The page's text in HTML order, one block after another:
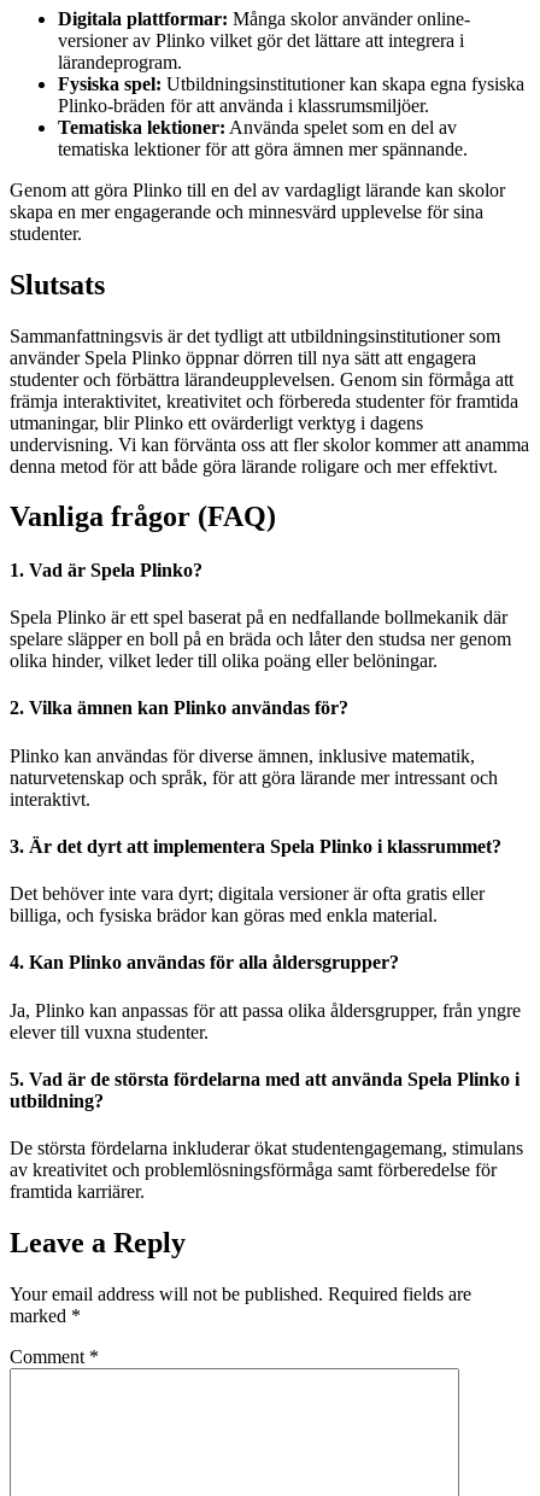
Digitala plattformar: Många skolor använder online-
versioner av Plinko vilket gör det lättare att integrera i
lärandeprogram.
Fysiska spel: Utbildningsinstitutioner kan skapa egna fysiska
Plinko-bräden för att använda i klassrumsmiljöer.
Tematiska lektioner: Använda spelet som en del av
tematiska lektioner för att göra ämnen mer spännande.
Genom att göra Plinko till en del av vardagligt lärande kan skolor
skapa en mer engagerande och minnesvärd upplevelse för sina
studenter.
Slutsats
Sammanfattningsvis är det tydligt att utbildningsinstitutioner som
använder Spela Plinko öppnar dörren till nya sätt att engagera
studenter och förbättra lärandeupplevelsen. Genom sin förmåga att
främja interaktivitet, kreativitet och förbereda studenter för framtida
utmaningar, blir Plinko ett ovärderligt verktyg i dagens
undervisning. Vi kan förvänta oss att fler skolor kommer att anamma
denna metod för att både göra lärande roligare och mer effektivt.
Vanliga frågor (FAQ)
1. Vad är Spela Plinko?
Spela Plinko är ett spel baserat på en nedfallande bollmekanik där
spelare släpper en boll på en bräda och låter den studsa ner genom
olika hinder, vilket leder till olika poäng eller belöningar.
2. Vilka ämnen kan Plinko användas för?
Plinko kan användas för diverse ämnen, inklusive matematik,
naturvetenskap och språk, för att göra lärande mer intressant och
interaktivt.
3. Är det dyrt att implementera Spela Plinko i klassrummet?
Det behöver inte vara dyrt; digitala versioner är ofta gratis eller
billiga, och fysiska brädor kan göras med enkla material.
4. Kan Plinko användas för alla åldersgrupper?
Ja, Plinko kan anpassas för att passa olika åldersgrupper, från yngre
elever till vuxna studenter.
5. Vad är de största fördelarna med att använda Spela Plinko i
utbildning?
De största fördelarna inkluderar ökat studentengagemang, stimulans
av kreativitet och problemlösningsförmåga samt förberedelse för
framtida karriärer.
Leave a Reply
Your email address will not be published. Required fields are
marked *
Comment *